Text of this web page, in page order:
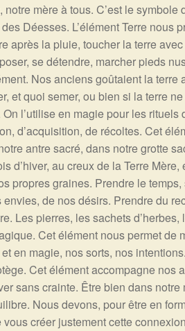
mère à tous. C’est le
Déesses. L’élément Terre nous
après la pluie, toucher la terre
se détendre, marcher pieds
Nos anciens goûtaient la terre
et quoi semer, ou bien si la terre
l’utilise en magie pour les rituels
d’acquisition, de récoltes. Cet
antre sacré, dans notre grotte
d’hiver, au creux de la Terre
propres graines. Prendre le temps,
de nos désirs. Prendre du
Les pierres, les sachets
Cet élément nous permet de
en magie, nos sorts, nos
Cet élément accompagne nos
sans crainte. Être bien dans
Nous devons, pour être en
créer justement cette